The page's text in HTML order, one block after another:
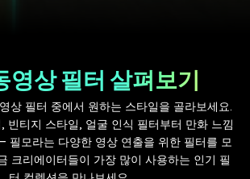
영상 필터 살펴보기
상 필터 중에서 원하는 스타일을 골라보세요.
빈티지 스타일, 얼굴 인식 필터부터 만화 느낌
필모라는 다양한 영상 연출을 위한 필터를 모
크리에이터들이 가장 많이 사용하는 인기 필